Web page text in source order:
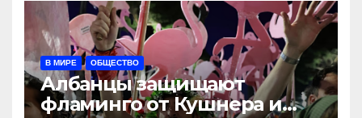
В МИРЕ ОБЩЕСТВО
Албанцы защищают
фламинго от Кушнера и